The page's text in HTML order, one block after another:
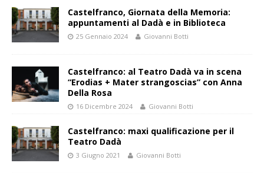
Castelfranco, Giornata della Memoria:
appuntamenti al Dadà e in Biblioteca
25 Gennaio 2024 Giovanni Botti
Castelfranco: al Teatro Dadà va in scena
“Erodias + Mater strangoscias” con Anna
Della Rosa
16 Dicembre 2024 Giovanni Botti
Castelfranco: maxi qualificazione per il
Teatro Dadà
3 Giugno 2021 Giovanni Botti